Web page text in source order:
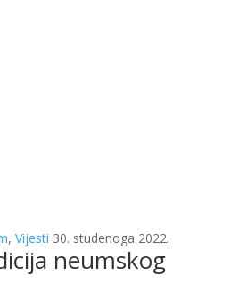
, Vijesti 30. studenoga 2022.
neumskog